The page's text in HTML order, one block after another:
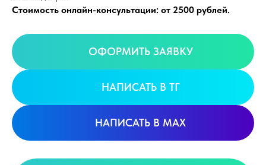
Стоимость онлайн-консультации: от 2500 рублей.
ОФОРМИТЬ ЗАЯВКУ
НАПИСАТЬ В ТГ
НАПИСАТЬ В MAX